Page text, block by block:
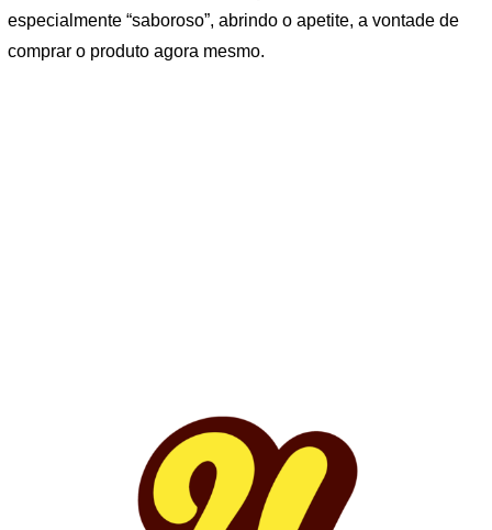
especialmente “saboroso”, abrindo o apetite, a vontade de
comprar o produto agora mesmo.